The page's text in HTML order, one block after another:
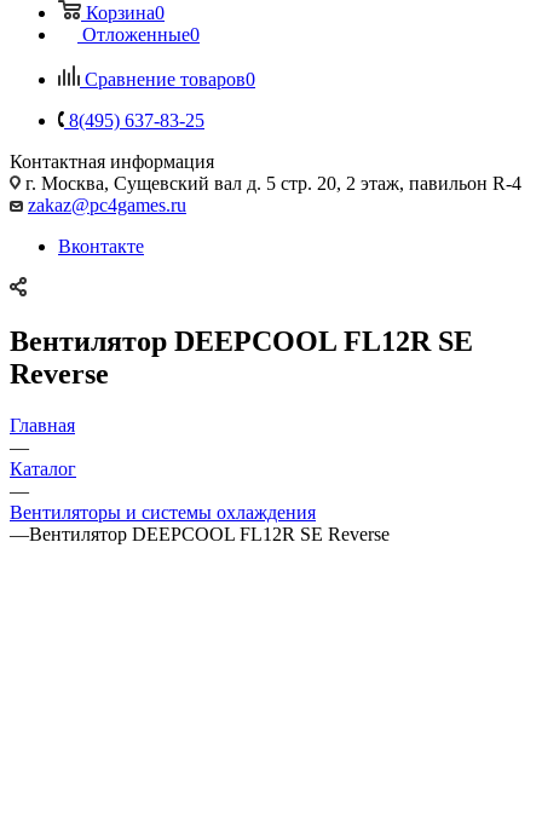
Корзина0
Отложенные0
Сравнение товаров0
8(495) 637-83-25
Контактная информация
г. Москва, Сущевский вал д. 5 стр. 20, 2 этаж, павильон R-4
zakaz@pc4games.ru
Вконтакте
Вентилятор DEEPCOOL FL12R SE
Reverse
Главная
—
Каталог
—
Вентиляторы и системы охлаждения
—Вентилятор DEEPCOOL FL12R SE Reverse